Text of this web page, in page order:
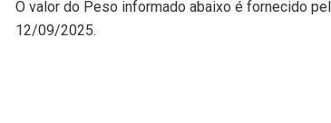
O valor do Peso informado abaixo é fornecido
12/09/2025.